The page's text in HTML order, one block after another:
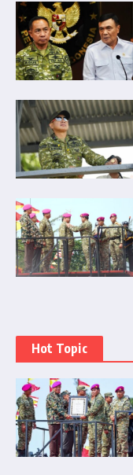
Hot Topic